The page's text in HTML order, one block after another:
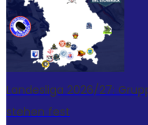
Landesliga 2026/27:
stehen fest